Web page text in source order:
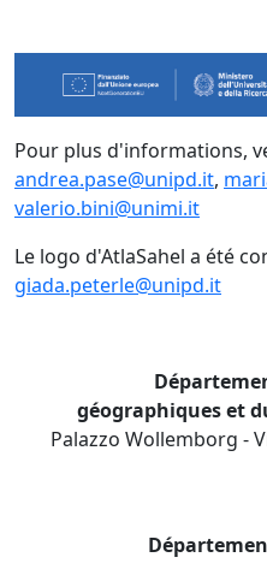
Pour plus d'informations,
andrea.pase@unipd.it,
valerio.bini@unimi.it
Le logo d'AtlaSahel a été
giada.peterle@unipd.it
géographiques et
Palazzo Wollemborg -